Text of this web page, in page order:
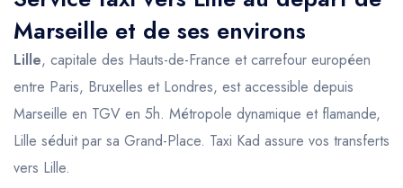
Marseille et de ses environs
Lille, capitale des Hauts-de-France et carrefour européen
entre Paris, Bruxelles et Londres, est accessible depuis
Marseille en TGV en 5h. Métropole dynamique et flamande,
Lille séduit par sa Grand-Place. Taxi Kad assure vos transferts
vers Lille.